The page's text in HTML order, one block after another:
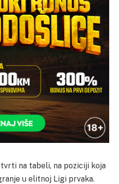
na tabeli, na poziciji koja
u elitnoj Ligi prvaka.